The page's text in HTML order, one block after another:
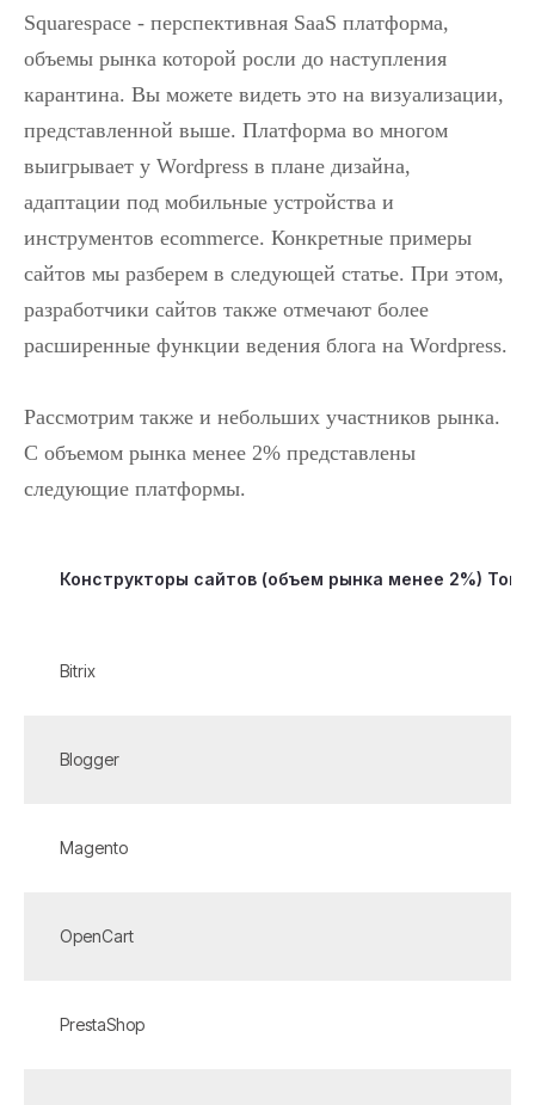
Squarespace - перспективная SaaS платформа,
объемы рынка которой росли до наступления
карантина. Вы можете видеть это на визуализации,
представленной выше. Платформа во многом
выигрывает у Wordpress в плане дизайна,
адаптации под мобильные устройства и
инструментов ecommerce. Конкретные примеры
сайтов мы разберем в следующей статье. При этом,
разработчики сайтов также отмечают более
расширенные функции ведения блога на Wordpress.
Рассмотрим также и небольших участников рынка.
С объемом рынка менее 2% представлены
следующие платформы.
Конструкторы сайтов (объем рынка менее 2%) Топ-
Bitrix
Blogger
Magento
OpenCart
PrestaShop